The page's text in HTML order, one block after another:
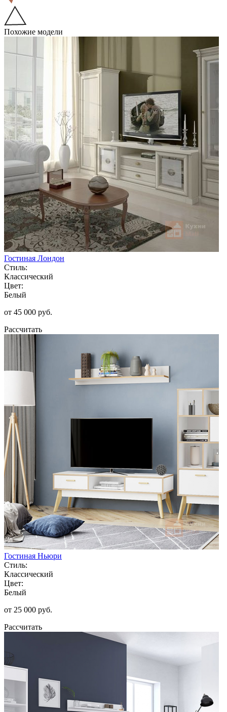
Похожие модели
Гостиная Лондон
Стиль:
Классический
Цвет:
Белый
от 45 000 руб.
Рассчитать
Гостиная Ньюри
Стиль:
Классический
Цвет:
Белый
от 25 000 руб.
Рассчитать